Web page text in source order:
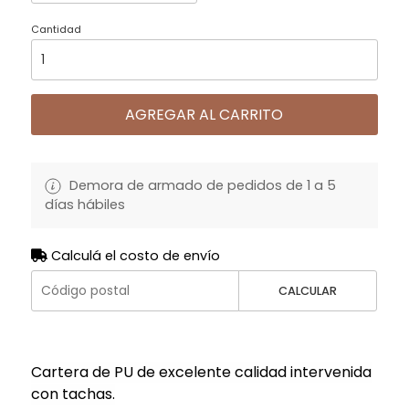
Cantidad
AGREGAR AL CARRITO
Demora de armado de pedidos de 1 a 5
días hábiles
Calculá el costo de envío
CALCULAR
Cartera de PU de excelente calidad intervenida
con tachas.